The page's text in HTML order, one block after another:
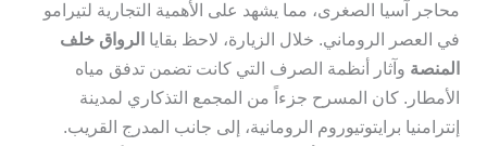
محاجر آسيا الصغرى، مما يشهد على الأهمية التجارية لتيرامو
في العصر الروماني. خلال الزيارة، لاحظ بقايا الرواق خلف
المنصة وآثار أنظمة الصرف التي كانت تضمن تدفق مياه
الأمطار. كان المسرح جزءاً من المجمع التذكاري لمدينة
إنترامنيا برايتوتيوروم الرومانية، إلى جانب المدرج القريب.